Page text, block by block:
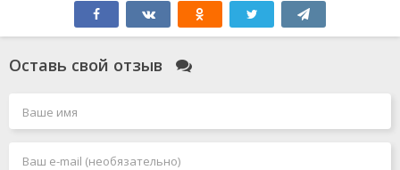
Оставь свой отзыв